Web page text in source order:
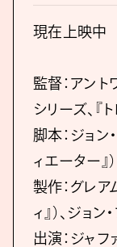
現在上映中
監督：アント
シリーズ、『
脚本：ジョン
ィエーター』）
製作：グレア
ィ』）、ジョ
出演：ジャフ